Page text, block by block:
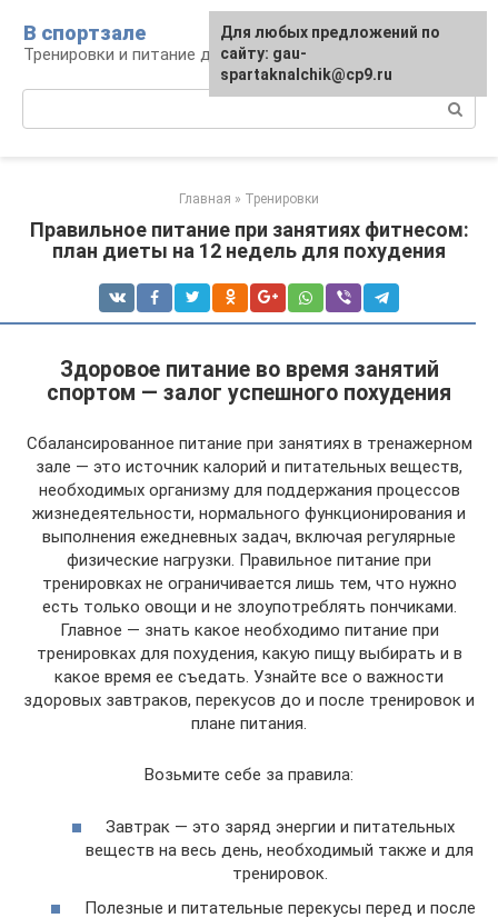
контенту
В спортзале
Тренировки и питание для здоровья
Главная » Тренировки
Правильное питание при занятиях фитнесом:
план диеты на 12 недель для похудения
Здоровое питание во время занятий
спортом — залог успешного похудения
Сбалансированное питание при занятиях в тренажерном
зале — это источник калорий и питательных веществ,
необходимых организму для поддержания процессов
жизнедеятельности, нормального функционирования и
выполнения ежедневных задач, включая регулярные
физические нагрузки. Правильное питание при
тренировках не ограничивается лишь тем, что нужно
есть только овощи и не злоупотреблять пончиками.
Главное — знать какое необходимо питание при
тренировках для похудения, какую пищу выбирать и в
какое время ее съедать. Узнайте все о важности
здоровых завтраков, перекусов до и после тренировок и
плане питания.
Возьмите себе за правила:
Завтрак — это заряд энергии и питательных
веществ на весь день, необходимый также и для
тренировок.
Полезные и питательные перекусы перед и после
Для любых предложений по
сайту: gau-
spartaknalchik@cp9.ru